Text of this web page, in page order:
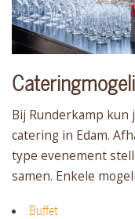
Bij Runderkamp
catering in Edam.
type evenement
samen. Enkele
Buffet